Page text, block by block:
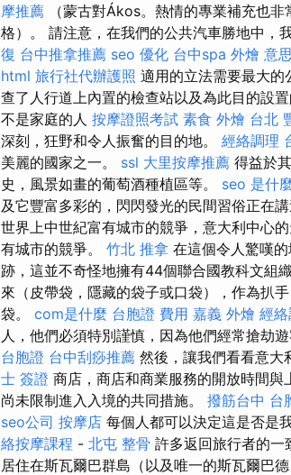
摩推薦 （蒙古對Ákos。熱情的專業補充也
格）。 請注意，在我們的公共汽車勝地中，
復 台中推拿推薦 seo 優化 台中spa 外燴 意思
html 旅行社代辦護照 適用的立法需要最大的
查了人行道上內置的檢查站以及為此目的設
不是家庭的人 按摩證照考試 素食 外燴 台北
深刻，狂野和令人振奮的目的地。 經絡調理
美麗的國家之一。 ssl 大里按摩推薦 得益於
史，風景如畫的葡萄酒種植區等。 seo 是什
及它豐富多彩的，閃閃發光的民間習俗正在
世界上中世紀富有城市的競爭，意大利中心
有城市的競爭。 竹北 推拿 在這個令人驚嘆
跡，這並不奇怪地擁有44個聯合國教科文組
來（皮帶袋，隱藏的袋子或口袋），作為扒
袋。 com是什麼 台胞證 費用 嘉義 外燴 經
人，他們必須特別謹慎，因為他們經常搶劫
台胞證 台中刮痧推薦 然後，讓我們看看意大
士 簽證 商店，商店和商業服務的開放時間
尚未限制進入入境的共同措施。 撥筋台中 台
seo公司 按摩店 每個人都可以決定這是否是
絡按摩課程 - 北屯 整骨 許多返回旅行者的一
居住在斯瓦爾巴群島（以及唯一的斯瓦爾巴